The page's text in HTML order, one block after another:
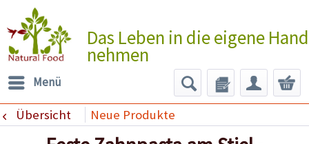
Das Leben in die eigene Hand
nehmen
Menü
Übersicht Neue Produkte